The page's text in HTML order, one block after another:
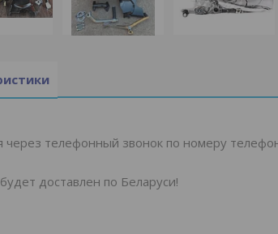
через телефонный звонок по номеру
доставлен по Беларуси!